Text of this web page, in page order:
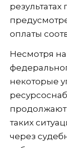
оплаты
Несмотря
некоторые
продолжают
таких
через